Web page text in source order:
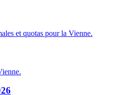
et quotas pour la Vienne.